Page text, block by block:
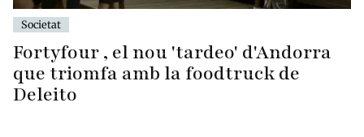
Societat
Fortyfour , el nou 'tardeo' d'Andorra
que triomfa amb la foodtruck de
Deleito